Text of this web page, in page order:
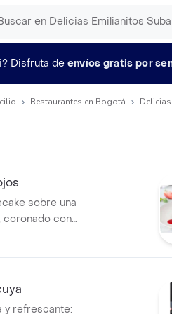
Disfruta de envíos gratis por
Restaurantes en Bogotá
sobre una
coronado con
rojos:
y refrescante: